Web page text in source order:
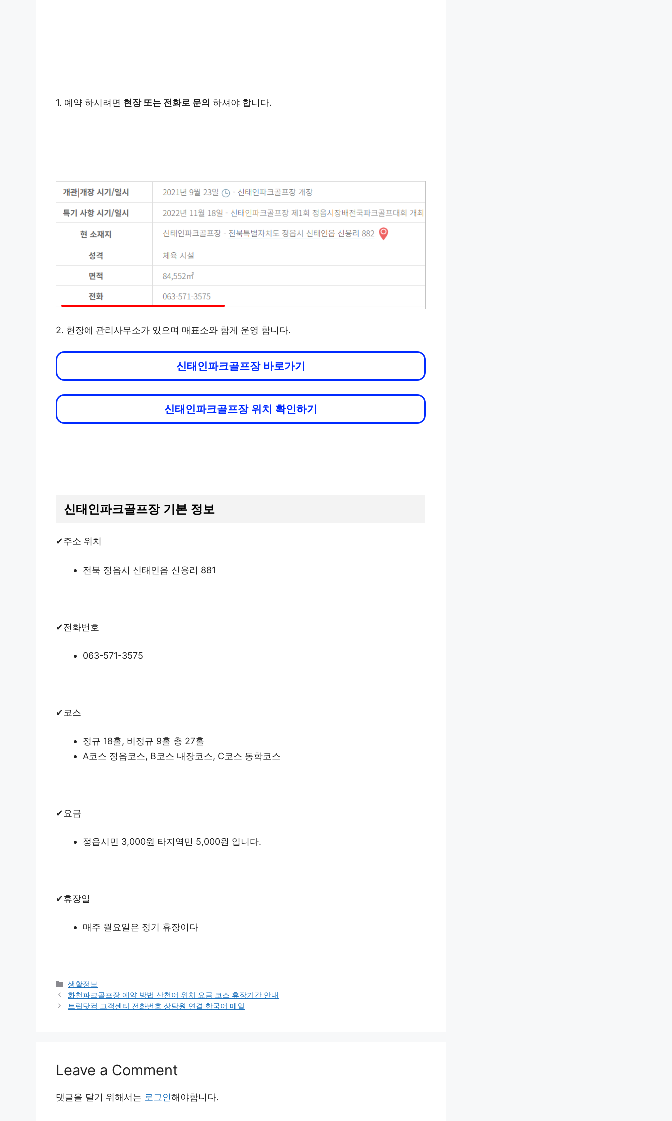
1. 예약 하시려면 현장 또는 전화로 문의 하셔야 합니다.
2. 현장에 관리사무소가 있으며 매표소와 함게 운영 합니다.
신태인파크골프장 바로가기
신태인파크골프장 위치 확인하기
신태인파크골프장 기본 정보
✔주소 위치
전북 정읍시 신태인읍 신용리 881
✔전화번호
063-571-3575
✔코스
정규 18홀, 비정규 9홀 총 27홀
A코스 정읍코스, B코스 내장코스, C코스 동학코스
✔요금
정읍시민 3,000원 타지역민 5,000원 입니다.
✔휴장일
매주 월요일은 정기 휴장이다
Categories
생활정보
화천파크골프장 예약 방법 산천어 위치 요금 코스 휴장기간 안내
트립닷컴 고객센터 전화번호 상담원 연결 한국어 메일
Leave a Comment
댓글을 달기 위해서는 로그인해야합니다.